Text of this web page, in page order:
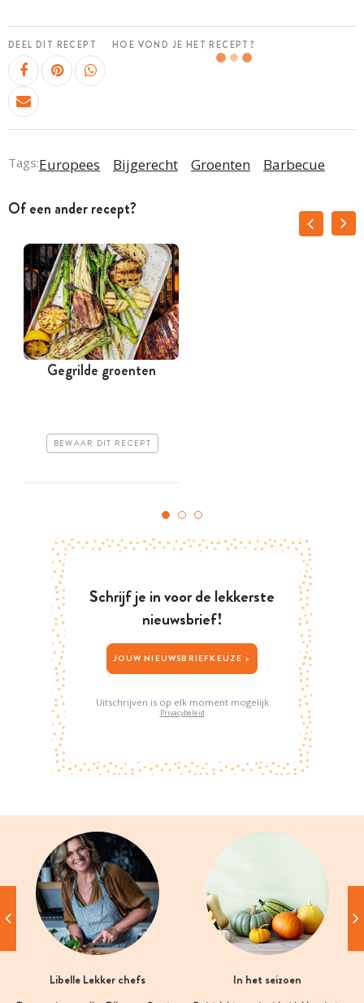
DEEL DIT RECEPT HOE VOND JE HET RECEPT?
Tags:Europees Bijgerecht Groenten Barbecue
Of een ander recept?
Gegrilde groenten
BEWAAR DIT RECEPT
Schrijf je in voor de lekkerste
nieuwsbrief!
JOUW NIEUWSBRIEFKEUZE >
Uitschrijven is op elk moment mogelijk
Privacybeleid
Libelle Lekker chefs In het seizoen